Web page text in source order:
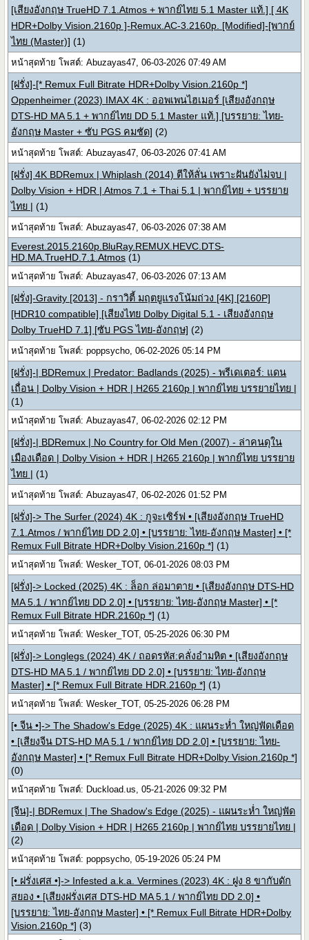
[เสียงอังกฤษ TrueHD 7.1.Atmos + พากย์ไทย 5.1 Master แท้.] [ 4K
HDR+Dolby Vision.2160p ]-Remux.AC-3.2160p. [Modified]-[พากย์
ไทย (Master)] (1)
หน้าสุดท้าย โพสต์: Abuzayas47, 06-03-2026 07:49 AM
[ฝรั่ง]-[* Remux Full Bitrate HDR+Dolby Vision.2160p *]
Oppenheimer (2023) IMAX 4K : ออพเพนไฮเมอร์ [เสียงอังกฤษ
DTS-HD MA 5.1 + พากย์ไทย DD 5.1 Master แท้.] [บรรยาย: ไทย-
อังกฤษ Master + ซับ PGS คมชัด] (2)
หน้าสุดท้าย โพสต์: Abuzayas47, 06-03-2026 07:41 AM
[ฝรั่ง] 4K BDRemux | Whiplash (2014) ตีให้ลั่น เพราะฝันยังไม่จบ |
Dolby Vision + HDR | Atmos 7.1 + Thai 5.1 | พากย์ไทย + บรรยาย
ไทย | (1)
หน้าสุดท้าย โพสต์: Abuzayas47, 06-03-2026 07:38 AM
Everest.2015.2160p.BluRay.REMUX.HEVC.DTS-
HD.MA.TrueHD.7.1.Atmos (1)
หน้าสุดท้าย โพสต์: Abuzayas47, 06-03-2026 07:13 AM
[ฝรั่ง]-Gravity [2013] - กราวิตี้ มฤตยูแรงโน้มถ่วง [4K] [2160P]
[HDR10 compatible] [เสียงไทย Dolby Digital 5.1 - เสียงอังกฤษ
Dolby TrueHD 7.1] [ซับ PGS ไทย-อังกฤษ] (2)
หน้าสุดท้าย โพสต์: poppsycho, 06-02-2026 05:14 PM
[ฝรั่ง]-| BDRemux | Predator: Badlands (2025) - พรีเดเตอร์: แดน
เถื่อน | Dolby Vision + HDR | H265 2160p | พากย์ไทย บรรยายไทย |
(1)
หน้าสุดท้าย โพสต์: Abuzayas47, 06-02-2026 02:12 PM
[ฝรั่ง]-| BDRemux | No Country for Old Men (2007) - ล่าคนดุใน
เมืองเดือด | Dolby Vision + HDR | H265 2160p | พากย์ไทย บรรยาย
ไทย | (1)
หน้าสุดท้าย โพสต์: Abuzayas47, 06-02-2026 01:52 PM
[ฝรั่ง]-> The Surfer (2024) 4K : กูจะเซิร์ฟ • [เสียงอังกฤษ TrueHD
7.1.Atmos / พากย์ไทย DD 2.0] • [บรรยาย: ไทย-อังกฤษ Master] • [*
Remux Full Bitrate HDR+Dolby Vision.2160p *] (1)
หน้าสุดท้าย โพสต์: Wesker_TOT, 06-01-2026 08:03 PM
[ฝรั่ง]-> Locked (2025) 4K : ล็อก ล่อมาตาย • [เสียงอังกฤษ DTS-HD
MA 5.1 / พากย์ไทย DD 2.0] • [บรรยาย: ไทย-อังกฤษ Master] • [*
Remux Full Bitrate HDR.2160p *] (1)
หน้าสุดท้าย โพสต์: Wesker_TOT, 05-25-2026 06:30 PM
[ฝรั่ง]-> Longlegs (2024) 4K / ถอดรหัส:คลั่งอำมหิต • [เสียงอังกฤษ
DTS-HD MA 5.1 / พากย์ไทย DD 2.0] • [บรรยาย: ไทย-อังกฤษ
Master] • [* Remux Full Bitrate HDR.2160p *] (1)
หน้าสุดท้าย โพสต์: Wesker_TOT, 05-25-2026 06:28 PM
[• จีน •]-> The Shadow's Edge (2025) 4K : แผนระห่ำ ใหญ่ฟัดเดือด
• [เสียงจีน DTS-HD MA 5.1 / พากย์ไทย DD 2.0] • [บรรยาย: ไทย-
อังกฤษ Master] • [* Remux Full Bitrate HDR+Dolby Vision.2160p *]
(0)
หน้าสุดท้าย โพสต์: Duckload.us, 05-21-2026 09:32 PM
[จีน]-| BDRemux | The Shadow's Edge (2025) - แผนระห่ำ ใหญ่ฟัด
เดือด | Dolby Vision + HDR | H265 2160p | พากย์ไทย บรรยายไทย |
(2)
หน้าสุดท้าย โพสต์: poppsycho, 05-19-2026 05:24 PM
[• ฝรั่งเศส •]-> Infested a.k.a. Vermines (2023) 4K : ฝูง 8 ขากับดัก
สยอง • [เสียงฝรั่งเศส DTS-HD MA 5.1 / พากย์ไทย DD 2.0] •
[บรรยาย: ไทย-อังกฤษ Master] • [* Remux Full Bitrate HDR+Dolby
Vision.2160p *] (3)